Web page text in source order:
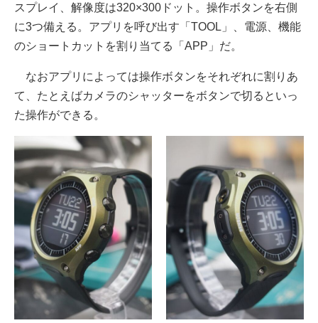
スプレイ、解像度は320×300ドット。操作ボタンを右側
に3つ備える。アプリを呼び出す「TOOL」、電源、機能
のショートカットを割り当てる「APP」だ。
なおアプリによっては操作ボタンをそれぞれに割りあ
て、たとえばカメラのシャッターをボタンで切るといっ
た操作ができる。